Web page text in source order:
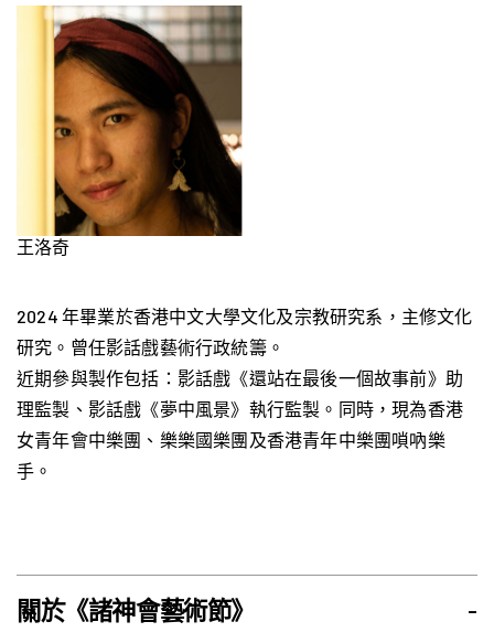
王洛奇
2024 年畢業於香港中文大學文化及宗教研究系，主修文化
研究。曾任影話戲藝術行政統籌。
近期參與製作包括：影話戲《還站在最後一個故事前》助
理監製、影話戲《夢中風景》執行監製。同時，現為香港
女青年會中樂團、樂樂國樂團及香港青年中樂團嗩吶樂
手。
關於《諸神會藝術節》 -